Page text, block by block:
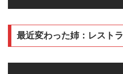
最近変わった姉：レスト